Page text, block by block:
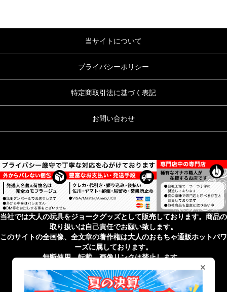
当サイトについて
プライバシーポリシー
特定商取引法に基づく表記
お問い合わせ
当社では大人の玩具をジョークグッズとして販売しております。商品の
取り扱いは自己責任でお願い致します。
このサイトの全画像、全文章の著作権は大人のおもちゃ通販ホットパワ
ーズに属しております。
無断使用、転載、画像リンクは禁止します。
無店舗性風俗特殊営業届出済 受理番号 第43201820027号
×